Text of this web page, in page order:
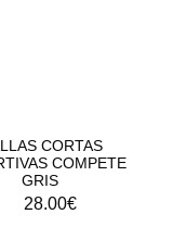
CORTAS
COMPETE
GRIS
28.00€